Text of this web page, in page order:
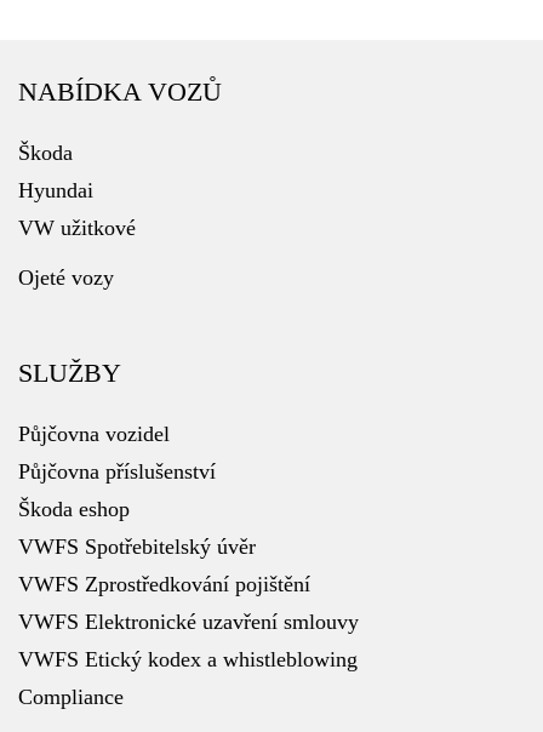
NABÍDKA VOZŮ
Škoda
Hyundai
VW užitkové
Ojeté vozy
SLUŽBY
Půjčovna vozidel
Půjčovna příslušenství
Škoda eshop
VWFS Spotřebitelský úvěr
VWFS Zprostředkování pojištění
VWFS Elektronické uzavření smlouvy
VWFS Etický kodex a whistleblowing
Compliance